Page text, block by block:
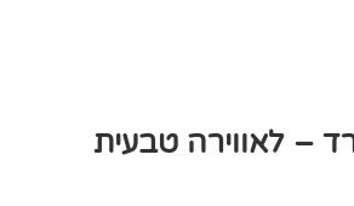
– לאווירה טבעית